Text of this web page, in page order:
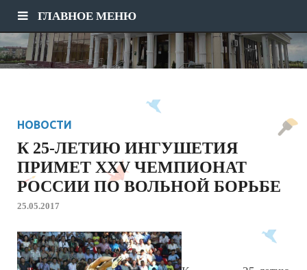
ГЛАВНОЕ МЕНЮ
НОВОСТИ
К 25-ЛЕТИЮ ИНГУШЕТИЯ
ПРИМЕТ XXV ЧЕМПИОНАТ
РОССИИ ПО ВОЛЬНОЙ БОРЬБЕ
25.05.2017